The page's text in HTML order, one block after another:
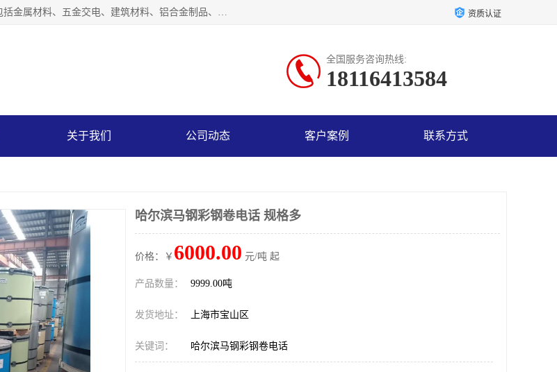
上海轩本实业有限公司成立于2017年，注册地位于上海市宝山区。经营范围包括金属材料、五金交电、建筑材料、铝合金制品、机械设备、电线电缆、装潢材料等；公司主营产品：宝钢彩钢板、宝钢彩钢卷、宝钢彩涂板、宝钢彩涂卷、宝钢高耐候彩钢板，宝钢氟碳彩钢板。是一家集钢铁贸易，物流、加工为一体的产业全配套公司。 资质认证
全国服务咨询热线:
18116413584
关于我们 公司动态 客户案例 联系方式
哈尔滨马钢彩钢卷电话 规格多
价格：￥ 6000.00 元/吨 起
产品数量： 9999.00吨
发货地址： 上海市宝山区
关键词： 哈尔滨马钢彩钢卷电话